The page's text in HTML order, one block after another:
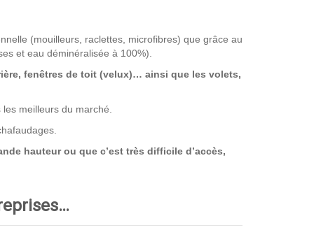
(mouilleurs, raclettes, microfibres) que grâce au
et eau déminéralisée à 100%).
fenêtres de toit (velux)… ainsi que les volets,
meilleurs du marché.
hauteur ou que c’est très difficile d’accès,